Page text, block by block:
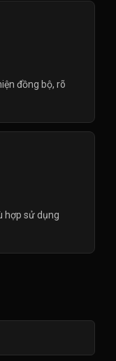
đồng bộ, rõ
hợp sử dụng